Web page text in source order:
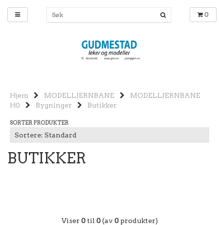
0
Hjem MODELLJERNBANE
MODELLJERNBANE
H0
Bygninger Butikker
SORTER PRODUKTER
BUTIKKER
Viser 0til 0(av 0produkter)